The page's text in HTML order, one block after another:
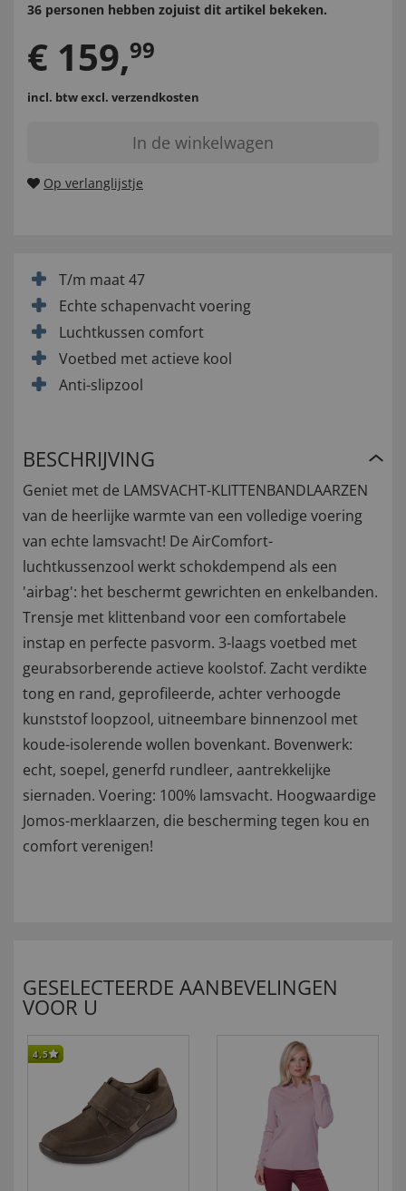
36 personen hebben zojuist dit artikel bekeken.
€ 159,99
incl. btwexcl. verzendkosten
In de winkelwagen
Op verlanglijstje
T/m maat 47
Echte schapenvacht voering
Luchtkussen comfort
Voetbed met actieve kool
Anti-slipzool
BESCHRIJVING
Geniet met de LAMSVACHT-KLITTENBANDLAARZEN
van de heerlijke warmte van een volledige voering
van echte lamsvacht! De AirComfort-
luchtkussenzool werkt schokdempend als een
'airbag': het beschermt gewrichten en enkelbanden.
Trensje met klittenband voor een comfortabele
instap en perfecte pasvorm. 3-laags voetbed met
geurabsorberende actieve koolstof. Zacht verdikte
tong en rand, geprofileerde, achter verhoogde
kunststof loopzool, uitneembare binnenzool met
koude-isolerende wollen bovenkant. Bovenwerk:
echt, soepel, generfd rundleer, aantrekkelijke
siernaden. Voering: 100% lamsvacht. Hoogwaardige
Jomos-merklaarzen, die bescherming tegen kou en
comfort verenigen!
GESELECTEERDE AANBEVELINGEN
VOOR U
4,5